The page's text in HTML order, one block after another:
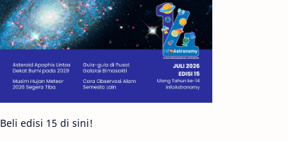
Meteor Gerhana
Komet ISON Jupiter
Planet Kerdil Bumi
Pengetahuan Berita
Beli edisi 15 di sini!